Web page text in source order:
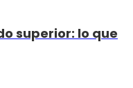
superior: lo que